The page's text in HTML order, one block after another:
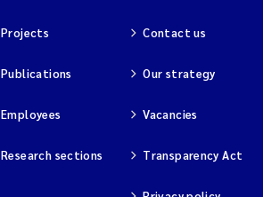
Projects
Publications
Employees
Research sections
Contact us
Our strategy
Vacancies
Transparency Act